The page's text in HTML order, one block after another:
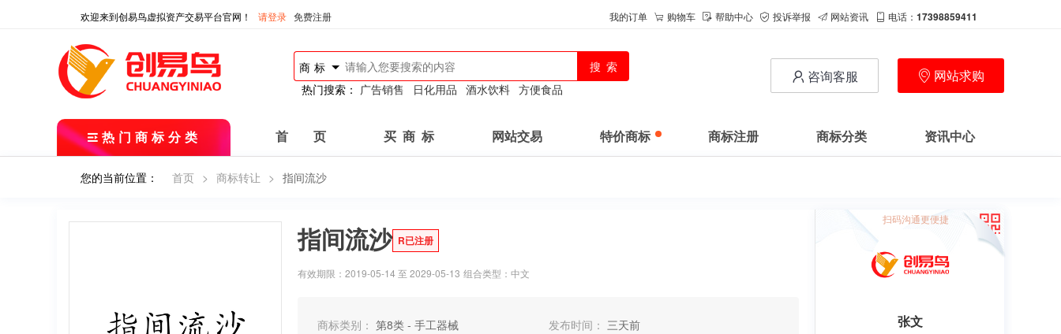
欢迎来到创易鸟虚拟资产交易平台官网！ 请登录 免费注册 我的订单 购物车 帮助中心 投诉举报 网站资讯 电话： 17398859411
商标
热门搜索： 广告销售 日化用品 酒水饮料 方便食品
咨询客服 网站求购
热门商标分类 首 页 买 商 标 网站交易 特价商标 商标注册 商标分类 资讯中心
您的当前位置： 首页 > 商标转让 > 指间流沙
指间流沙 R已注册
有效期限：2019-05-14 至 2029-05-13 组合类型：中文
商标类别： 第8类 - 手工器械 发布时间： 三天前
扫码沟通更便捷
张文